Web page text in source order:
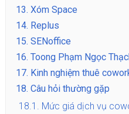
13. Xóm Space
14. Replus
15. SENoffice
16. Toong Phạm Ngọc
17. Kinh nghiệm thuê
18. Câu hỏi thường gặp
18.1. Mức giá dịch vụ